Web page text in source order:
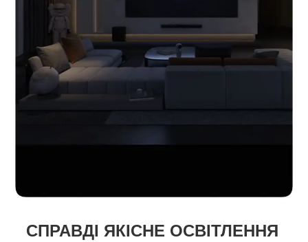
СПРАВДІ ЯКІСНЕ ОСВІТЛЕННЯ